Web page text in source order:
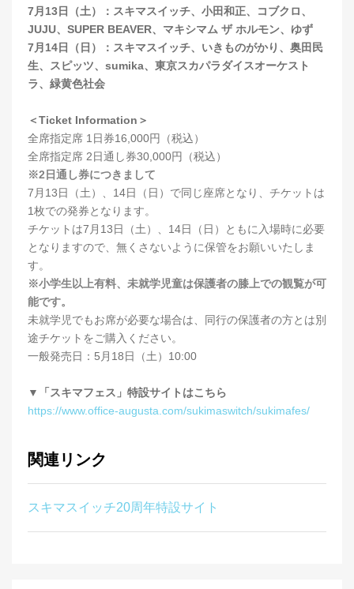
7月13日（土）：スキマスイッチ、小田和正、コブクロ、
JUJU、SUPER BEAVER、マキシマム ザ ホルモン、ゆず
7月14日（日）：スキマスイッチ、いきものがかり、奥田民
生、スピッツ、sumika、東京スカパラダイスオーケスト
ラ、緑黄色社会
＜Ticket Information＞
全席指定席 1日券16,000円（税込）
全席指定席 2日通し券30,000円（税込）
※2日通し券につきまして
7月13日（土）、14日（日）で同じ座席となり、チケットは
1枚での発券となります。
チケットは7月13日（土）、14日（日）ともに入場時に必要
となりますので、無くさないように保管をお願いいたしま
す。
※小学生以上有料、未就学児童は保護者の膝上での観覧が可
能です。
未就学児でもお席が必要な場合は、同行の保護者の方とは別
途チケットをご購入ください。
一般発売日：5月18日（土）10:00
▼「スキマフェス」特設サイトはこちら
https://www.office-augusta.com/sukimaswitch/sukimafes/
関連リンク
スキマスイッチ20周年特設サイト